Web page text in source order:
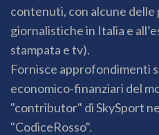
contenuti, con alcune
giornalistiche in Italia e
stampata e tv).
Fornisce approfondimenti
economico-finanziari del
"contributor" di SkySport
"CodiceRosso".